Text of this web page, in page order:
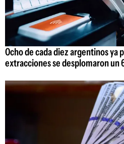
Ocho de cada diez argentinos ya
extracciones se desplomaron un